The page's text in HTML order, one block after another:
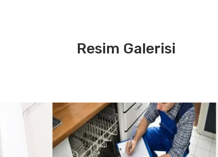
Resim Galerisi